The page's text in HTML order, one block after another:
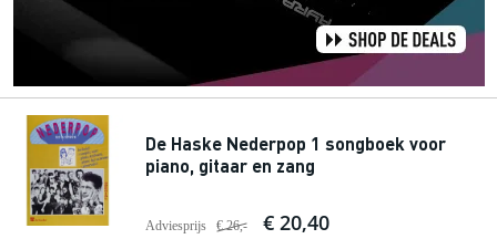
De Haske Nederpop 1 songboek voor
piano, gitaar en zang
Adviesprijs € 26,- € 20,40